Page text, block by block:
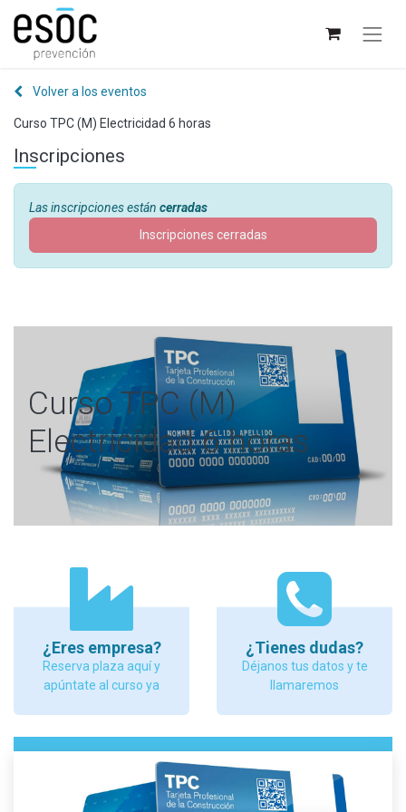
Volver a los eventos
Curso TPC (M) Electricidad 6 horas
Inscripciones
Las inscripciones están cerradas
Inscripciones cerradas
Curso TPC (M)
Electricidad 6 horas
¿Eres empresa?
Reserva plaza aquí y
apúntate al curso ya
¿Tienes dudas?
Déjanos tus datos y te
llamaremos